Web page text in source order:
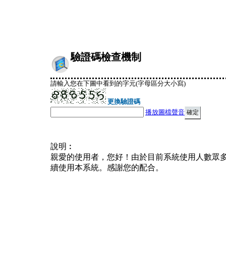
驗證碼檢查機制
請輸入您在下圖中看到的字元(字母區分大小寫)
更換驗證碼
播放圖檔聲音
說明︰
親愛的使用者，您好！由於目前系統使用人數眾
續使用本系統。感謝您的配合。